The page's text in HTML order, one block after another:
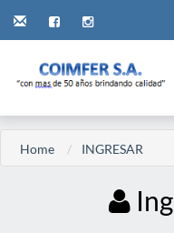
Home INGRESAR